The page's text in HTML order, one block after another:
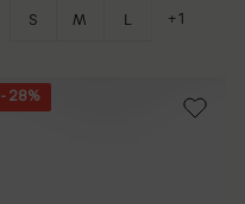
S M L +1
- 28%